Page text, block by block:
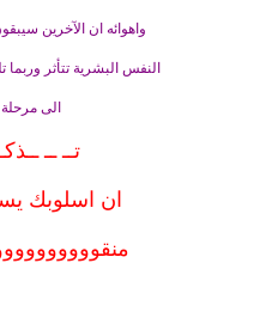
واهوائه ان الآخرين
النفس البشرية تتأثر
الى مرحلة
تــ ــ
ان اسلوبك